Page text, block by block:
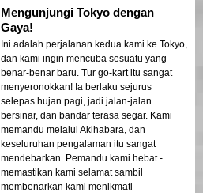
Mengunjungi Tokyo dengan
Gaya!
Ini adalah perjalanan kedua kami ke Tokyo,
dan kami ingin mencuba sesuatu yang
benar-benar baru. Tur go-kart itu sangat
menyeronokkan! Ia berlaku sejurus
selepas hujan pagi, jadi jalan-jalan
bersinar, dan bandar terasa segar. Kami
memandu melalui Akihabara, dan
keseluruhan pengalaman itu sangat
mendebarkan. Pemandu kami hebat -
memastikan kami selamat sambil
membenarkan kami menikmati